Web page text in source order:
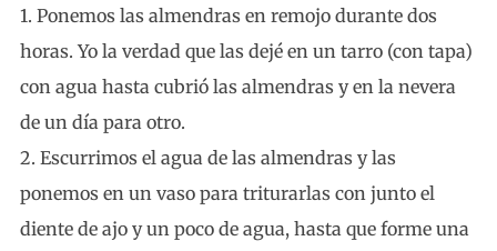
1. Ponemos las almendras en remojo durante dos
horas. Yo la verdad que las dejé en un tarro (con tapa)
con agua hasta cubrió las almendras y en la nevera
de un día para otro.
2. Escurrimos el agua de las almendras y las
ponemos en un vaso para triturarlas con junto el
diente de ajo y un poco de agua, hasta que forme una